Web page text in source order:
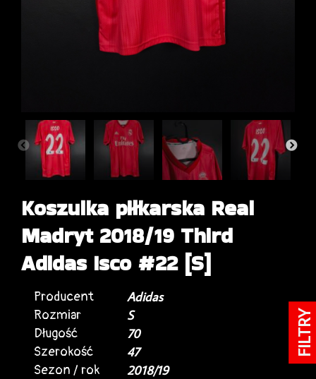
Koszulka piłkarska Real
Madryt 2018/19 Third
Adidas Isco #22 [S]
Producent
Adidas
Rozmiar
S
Długość
70
Szerokość
47
Sezon / rok
2018/19
FILTRY